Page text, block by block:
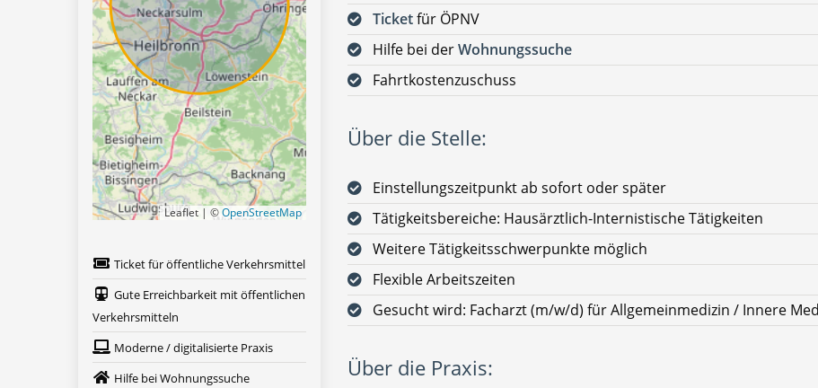
Ticketfür ÖPNV
Hilfe bei derWohnungssuche
Fahrtkostenzuschuss
Über die Stelle:
Einstellungszeitpunkt ab sofort oder später
Tätigkeitsbereiche: Hausärztlich-Internistische Tätigkeiten
Weitere Tätigkeitsschwerpunkte möglich
Flexible Arbeitszeiten
Gesucht wird: Facharzt (m/w/d) für Allgemeinmedizin / Innere
Über die Praxis:
Leaflet | ©OpenStreetMap
Ticket für öffentliche Verkehrsmittel
Gute Erreichbarkeit mit öffentlichen
Verkehrsmitteln
Moderne / digitalisierte Praxis
Hilfe bei Wohnungssuche